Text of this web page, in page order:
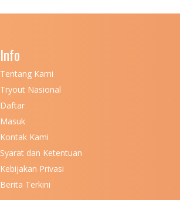
Info
Tentang Kami
Tryout Nasional
Daftar
Masuk
Kontak Kami
Syarat dan Ketentuan
Kebijakan Privasi
Berita Terkini